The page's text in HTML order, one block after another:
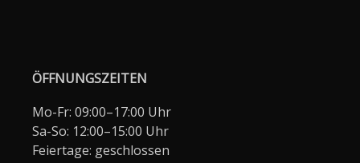
ÖFFNUNGSZEITEN
Mo-Fr: 09:00–17:00 Uhr
Sa-So: 12:00–15:00 Uhr
Feiertage: geschlossen